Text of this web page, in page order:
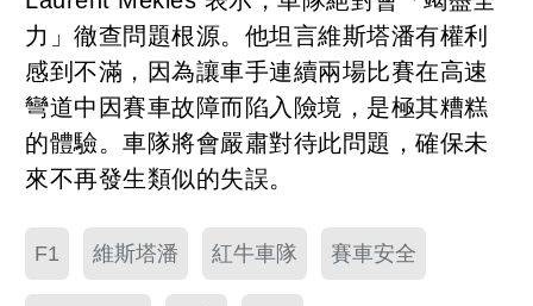
力」徹查問題根源。他坦言維斯塔潘有權利
感到不滿，因為讓車手連續兩場比賽在高速
彎道中因賽車故障而陷入險境，是極其糟糕
的體驗。車隊將會嚴肅對待此問題，確保未
來不再發生類似的失誤。
F1 維斯塔潘 紅牛車隊 賽車安全